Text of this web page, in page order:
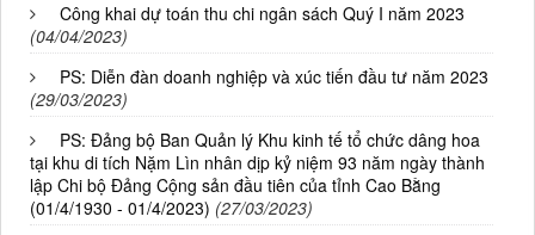
Công khai dự toán thu chi ngân sách Quý I năm 2023
(04/04/2023)
PS: Diễn đàn doanh nghiệp và xúc tiến đầu tư năm 2023
(29/03/2023)
PS: Đảng bộ Ban Quản lý Khu kinh tế tổ chức dâng hoa
tại khu di tích Nặm Lìn nhân dịp kỷ niệm 93 năm ngày thành
lập Chi bộ Đảng Cộng sản đầu tiên của tỉnh Cao Bằng
(01/4/1930 - 01/4/2023) (27/03/2023)